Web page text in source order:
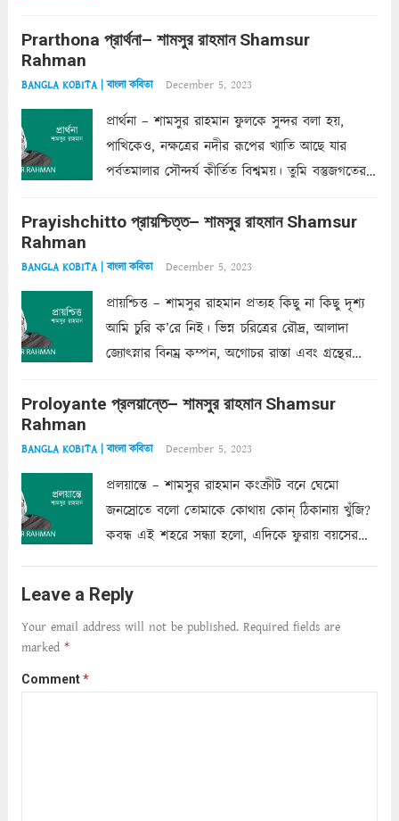
একান্ত জরুরি- নইলে একটি দেয়াল নিমেষেই ভীষণ
Prarthona প্রার্থনা– শামসুর রাহমান Shamsur
Rahman
BANGLA KOBITA | বাংলা কবিতা December 5, 2023
প্রার্থনা – শামসুর রাহমান ফুলকে সুন্দর বলা হয়,
পাখিকেও, নক্ষত্রের নদীর রূপের খ্যাতি আছে যার
পর্বতমালার সৌন্দর্য কীর্তিত বিশ্বময়। তুমি বস্তুজগতের
তার সুষমায় পার্থক্য অনেক। তোমাকে সুন্দরী বলা চলে,
Prayishchitto প্রায়শ্চিত্ত– শামসুর রাহমান Shamsur
Rahman
BANGLA KOBITA | বাংলা কবিতা December 5, 2023
প্রায়শ্চিত্ত – শামসুর রাহমান প্রত্যহ কিছু না কিছু দৃশ্য
আমি চুরি ক’রে নিই। ভিন্ন চরিত্রের রৌদ্র, আলাদা
জ্যোৎস্নার বিনম্র কম্পন, অগোচর রাস্তা এবং গ্রন্থের
ছায়াচ্ছন্ন মোহন মিথুন মূর্তি, লোপামুদ্রা ভীষণ বিব্রত
Proloyante প্রলয়ান্তে– শামসুর রাহমান Shamsur
Rahman
BANGLA KOBITA | বাংলা কবিতা December 5, 2023
প্রলয়ান্তে – শামসুর রাহমান কংক্রীট বনে ঘেমো
জনস্রোতে বলো তোমাকে কোথায় কোন্‌ ঠিকানায় খুঁজি?
কবন্ধ এই শহরে সন্ধ্যা হলো, এদিকে ফুরায় বয়সের
আমার শরীরে সখ্য গড়ে, তোমার গহন ঊর্মিল যৌবন
আনে আশ্বন...
Leave a Reply
Your email address will not be published. Required fields are
marked *
Comment*